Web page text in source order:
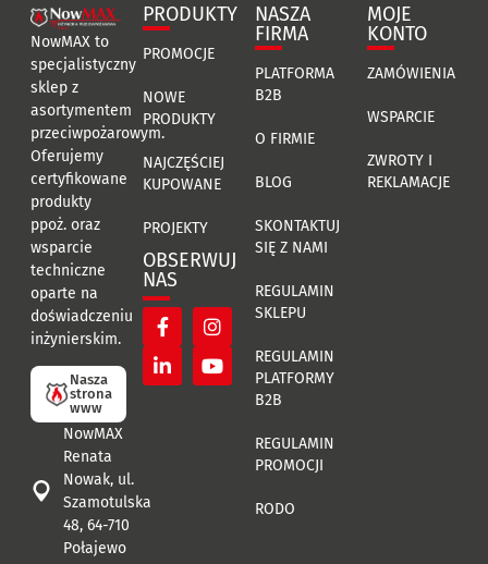
NowMAX to
specjalistyczny
sklep z
asortymentem
przeciwpożarowym.
Oferujemy
certyfikowane
produkty
ppoż. oraz
wsparcie
techniczne
oparte na
doświadczeniu
inżynierskim.
Nasza
strona
www
NowMAX
Renata
Nowak, ul.
Szamotulska
48, 64-710
Połajewo
PRODUKTY
PROMOCJE
NOWE
PRODUKTY
NAJCZĘŚCIEJ
KUPOWANE
PROJEKTY
OBSERWUJ
NAS
NASZA
FIRMA
PLATFORMA
B2B
O FIRMIE
BLOG
SKONTAKTUJ
SIĘ Z NAMI
REGULAMIN
SKLEPU
REGULAMIN
PLATFORMY
B2B
REGULAMIN
PROMOCJI
RODO
MOJE
KONTO
ZAMÓWIENIA
WSPARCIE
ZWROTY I
REKLAMACJE